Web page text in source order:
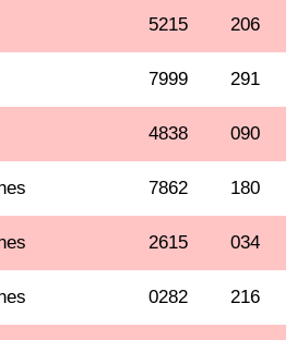
5215 206
7999 291
4838 090
7862 180
2615 034
0282 216